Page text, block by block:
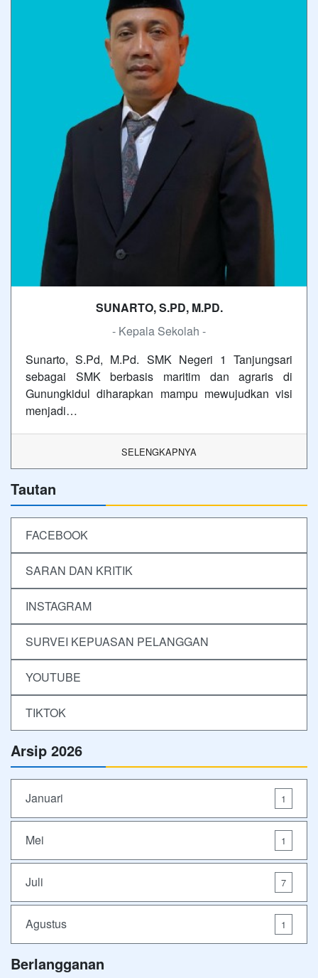
SUNARTO, S.PD, M.PD.
- Kepala Sekolah -
Sunarto, S.Pd, M.Pd. SMK Negeri 1 Tanjungsari
sebagai SMK berbasis maritim dan agraris di
Gunungkidul diharapkan mampu mewujudkan visi
menjadi…
SELENGKAPNYA
Tautan
FACEBOOK
SARAN DAN KRITIK
INSTAGRAM
SURVEI KEPUASAN PELANGGAN
YOUTUBE
TIKTOK
Arsip 2026
Januari 1
Mei 1
Juli 7
Agustus 1
Berlangganan